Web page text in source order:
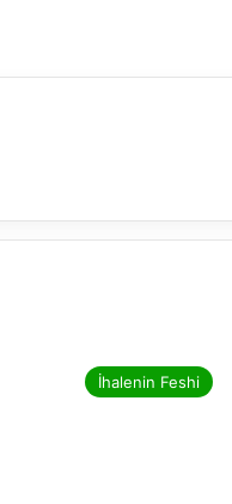
İhalenin Feshi